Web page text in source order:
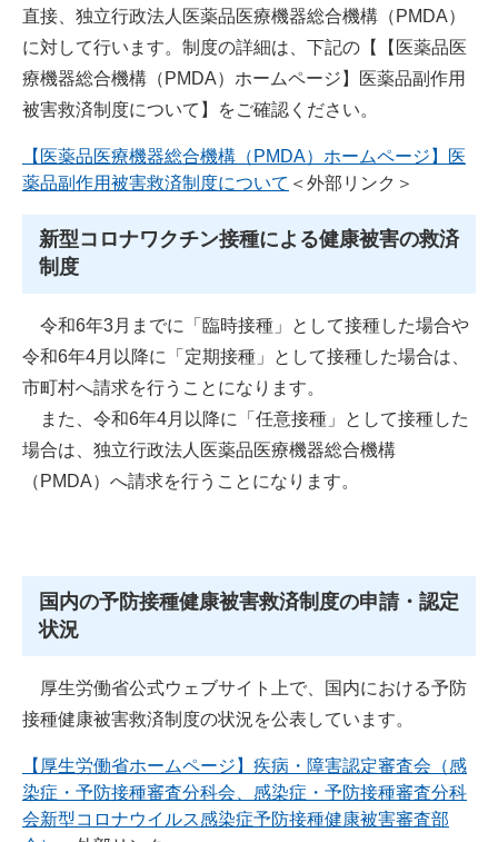
直接、独立行政法人医薬品医療機器総合機構（PMDA）
に対して行います。制度の詳細は、下記の【【医薬品医
療機器総合機構（PMDA）ホームページ】医薬品副作用
被害救済制度について】をご確認ください。
【医薬品医療機器総合機構（PMDA）ホームページ】医
薬品副作用被害救済制度について ＜外部リンク＞
新型コロナワクチン接種による健康被害の救済
制度
令和6年3月までに「臨時接種」として接種した場合や
令和6年4月以降に「定期接種」として接種した場合は、
市町村へ請求を行うことになります。
また、令和6年4月以降に「任意接種」として接種した
場合は、独立行政法人医薬品医療機器総合機構
（PMDA）へ請求を行うことになります。
国内の予防接種健康被害救済制度の申請・認定
状況
厚生労働省公式ウェブサイト上で、国内における予防
接種健康被害救済制度の状況を公表しています。
【厚生労働省ホームページ】疾病・障害認定審査会（感
染症・予防接種審査分科会、感染症・予防接種審査分科
会新型コロナウイルス感染症予防接種健康被害審査部